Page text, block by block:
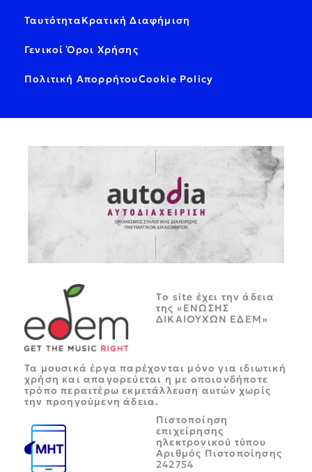
ΤαυτότηταΚρατική Διαφήμιση
Γενικοί Όροι Χρήσης
Πολιτική ΑπορρήτουCookie Policy
Tο site έχει την άδεια
της «ΕΝΩΣΗΣ
ΔΙΚΑΙΟΥΧΩΝ ΕΔΕΜ»
Τα μουσικά έργα παρέχονται μόνο για ιδιωτική
χρήση και απαγορεύεται η με οποιονδήποτε
τρόπο περαιτέρω εκμετάλλευση αυτών χωρίς
την προηγούμενη άδεια.
Πιστοποίηση
επιχείρησης
ηλεκτρονικού τύπου
Αριθμός Πιστοποίησης
242754